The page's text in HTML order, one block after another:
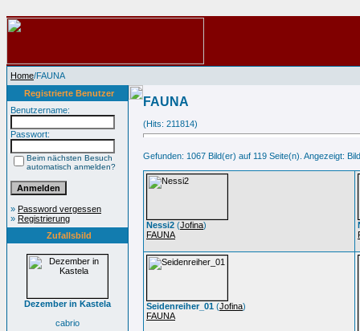
Home/FAUNA
Registrierte Benutzer
Benutzername:
Passwort:
Beim nächsten Besuch
automatisch anmelden?
» Password vergessen
» Registrierung
Zufallsbild
Dezember in Kastela
cabrio
FAUNA
(Hits: 211814)
Gefunden: 1067 Bild(er) auf 119 Seite(n). Angezeigt:
Nessi2 (Jofina)
FAUNA
Seidenreiher_01 (Jofina)
FAUNA